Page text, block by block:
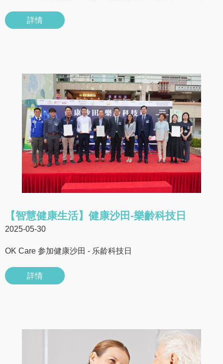
詳情
【智慧健康生活】健康沙田-樂齡科技日
2025-05-30
OK Care 参加健康沙田 - 乐龄科技日
詳情